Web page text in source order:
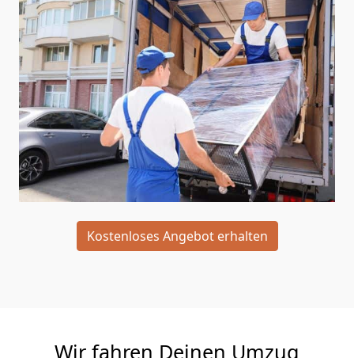
Kostenloses Angebot erhalten
Wir fahren Deinen Umzug